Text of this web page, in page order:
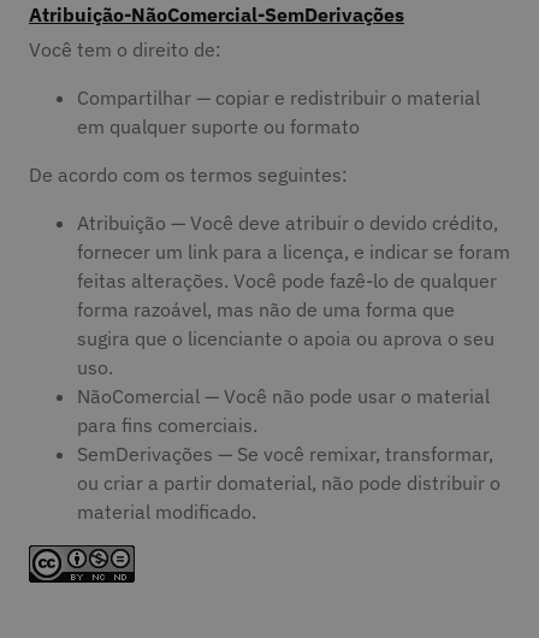
Atribuição-NãoComercial-SemDerivações
Você tem o direito de:
Compartilhar — copiar e redistribuir o material
em qualquer suporte ou formato
De acordo com os termos seguintes:
Atribuição — Você deve atribuir o devido crédito,
fornecer um link para a licença, e indicar se foram
feitas alterações. Você pode fazê-lo de qualquer
forma razoável, mas não de uma forma que
sugira que o licenciante o apoia ou aprova o seu
uso.
NãoComercial — Você não pode usar o material
para fins comerciais.
SemDerivações — Se você remixar, transformar,
ou criar a partir domaterial, não pode distribuir o
material modificado.